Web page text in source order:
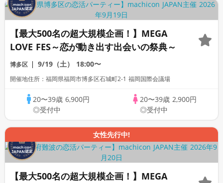
【最大500名の超大規模企画！】MEGA
LOVE FES～恋が動き出す出会いの祭典～
博多区 9/19（土） 18:00〜
開催地住所：福岡県福岡市博多区石城町2-1 福岡国際会議場
20〜39歳 6,900円
◎受付中
20〜39歳 2,900円
◎受付中
女性先行中!
【最大500名の超大規模企画！】MEGA